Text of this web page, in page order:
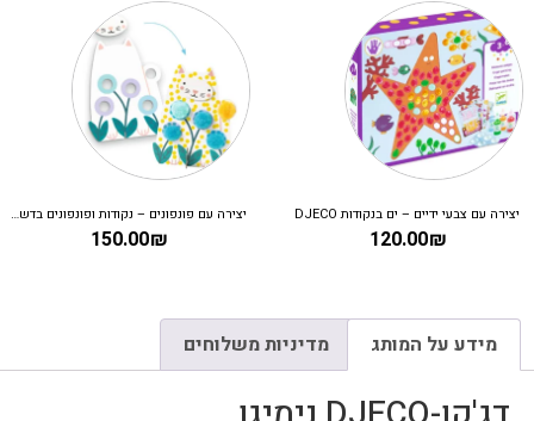
יצירה עם צבעי ידיים – ים בנקודות DJECO
120.00₪
יצירה עם פונפונים – נקודות ופונפונים בדשא DJECO
150.00₪
מידע על המותג מדיניות משלוחים